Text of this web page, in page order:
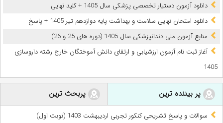
دانلود آزمون دستیار تخصصی پزشکی سال 1405 + کلید نهایی
دانلود امتحان نهایی سلامت و بهداشت پایه دوازدهم تیر 1405 + پاسخ
ﻣﻨﺎﺑﻊ آزﻣﻮن ﻣﻠﯽ دندانپزشکی سال 1405 (دوره های 25 و 26)
آغاز ثبت نام آزمون‌ ارزشیابی و ارتقای دانش آموختگان خارج رشته داروسازی
1405
پر بیننده ترین پربحث ترین
سوالات و پاسخ تشریحی کنکور تجربی اردیبهشت 1403 (نوبت اول)